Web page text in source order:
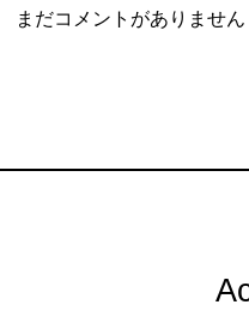
まだコメントがありません